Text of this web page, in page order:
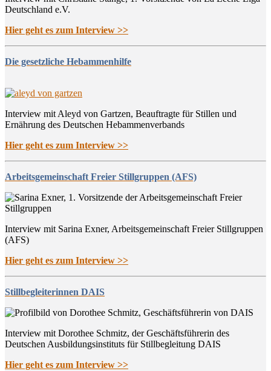
Deutschland e.V.
Hier geht es zum Interview >>
Die gesetzliche Hebammenhilfe
Interview mit Aleyd von Gartzen, Beauftragte für Stillen und
Ernährung des Deutschen Hebammenverbands
Hier geht es zum Interview >>
Arbeitsgemeinschaft Freier Stillgruppen (AFS)
Interview mit Sarina Exner, Arbeitsgemeinschaft Freier Stillgruppen
(AFS)
Hier geht es zum Interview >>
Stillbegleiterinnen DAIS
Interview mit Dorothee Schmitz, der Geschäftsführerin des
Deutschen Ausbildungsinstituts für Stillbegleitung DAIS
Hier geht es zum Interview >>